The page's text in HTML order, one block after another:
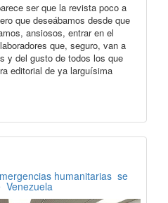
ser que la revista poco a
que deseábamos desde que
ansiosos, entrar en el
que, seguro, van a
y del gusto de todos los que
editorial de ya larguísima
humanitarias se
Venezuela